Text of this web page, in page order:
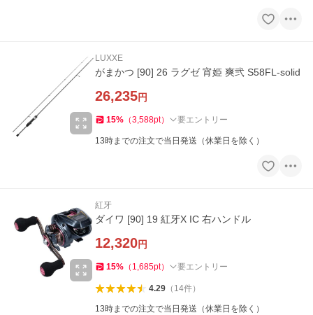
LUXXE
がまかつ [90] 26 ラグゼ 宵姫 爽弐 S58FL-solid
26,235円
15% （3,588pt） 要エントリー
13時までの注文で当日発送（休業日を除く）
紅牙
ダイワ [90] 19 紅牙X IC 右ハンドル
12,320円
15% （ 1,685pt） 要エントリー
4.29（ 14件）
13時までの注文で当日発送（休業日を除く）